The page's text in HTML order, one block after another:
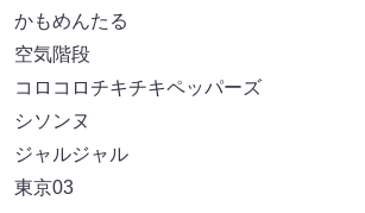
かもめんたる
空気階段
コロコロチキチキペッパーズ
シソンヌ
ジャルジャル
東京03